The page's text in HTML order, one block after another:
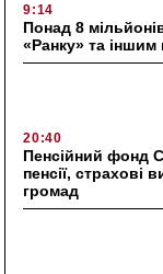
9:14
Понад 8
«Ранку» та
20:40
Пенсійний фонд
пенсії, страхові
громад